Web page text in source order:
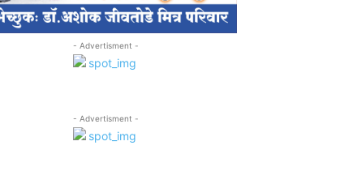
- Advertisment -
- Advertisment -